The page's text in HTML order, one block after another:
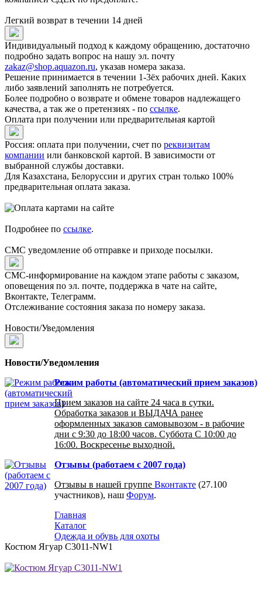
Легкий возврат в течении 14 дней
Индивидуальный подход к каждому обращению, достаточно
подробно задать вопрос на нашу эл. почту
zakaz@shop.aquazon.ru, указав номера заказа.
Решение принимается в течении 1-3ёх рабочих дней. Каких
либо заявлений заполнять не потребуется.
Более подробно о возврате и обмене товаров надлежащего
качества, а так же о претензиях - по ссылке.
Оплата при получении или предварительная картой
Россия: оплата при получении, счет по реквизитам
компании или банковской картой. В зависимости от
выбранной службы доставки.
Для Казахстана, Белоруссии и других стран только 100%
предварительная оплата заказа.
Подробнее по ссылке.
СМС уведомление об отправке и приходе посылки.
СМС-информирование на каждом этапе работы с заказом,
оповещения по эл. почте, поддержка в чате на сайте,
Вконтакте, Телеграмм.
Отслеживание состояния заказа по номеру заказа.
Новости/Уведомления
Новости/Уведомления
Режим работы (автоматический прием заказов)
Прием заказов на сайте 24 часа в сутки.
Обработка заказов и ВЫДАЧА ранее
оформленных заказов самовывозом - в рабочие
дни с 9:30 до 18:00 часов. Суббота С 10:00 до
16:00. Воскресенье выходной.
Отзывы (работаем с 2007 года)
Отзывы в нашей группе Вконтакте (27.100
участников), наш Форум.
Главная
Каталог
Одежда и обувь для охоты
Костюм Ягуар С3011-NW1